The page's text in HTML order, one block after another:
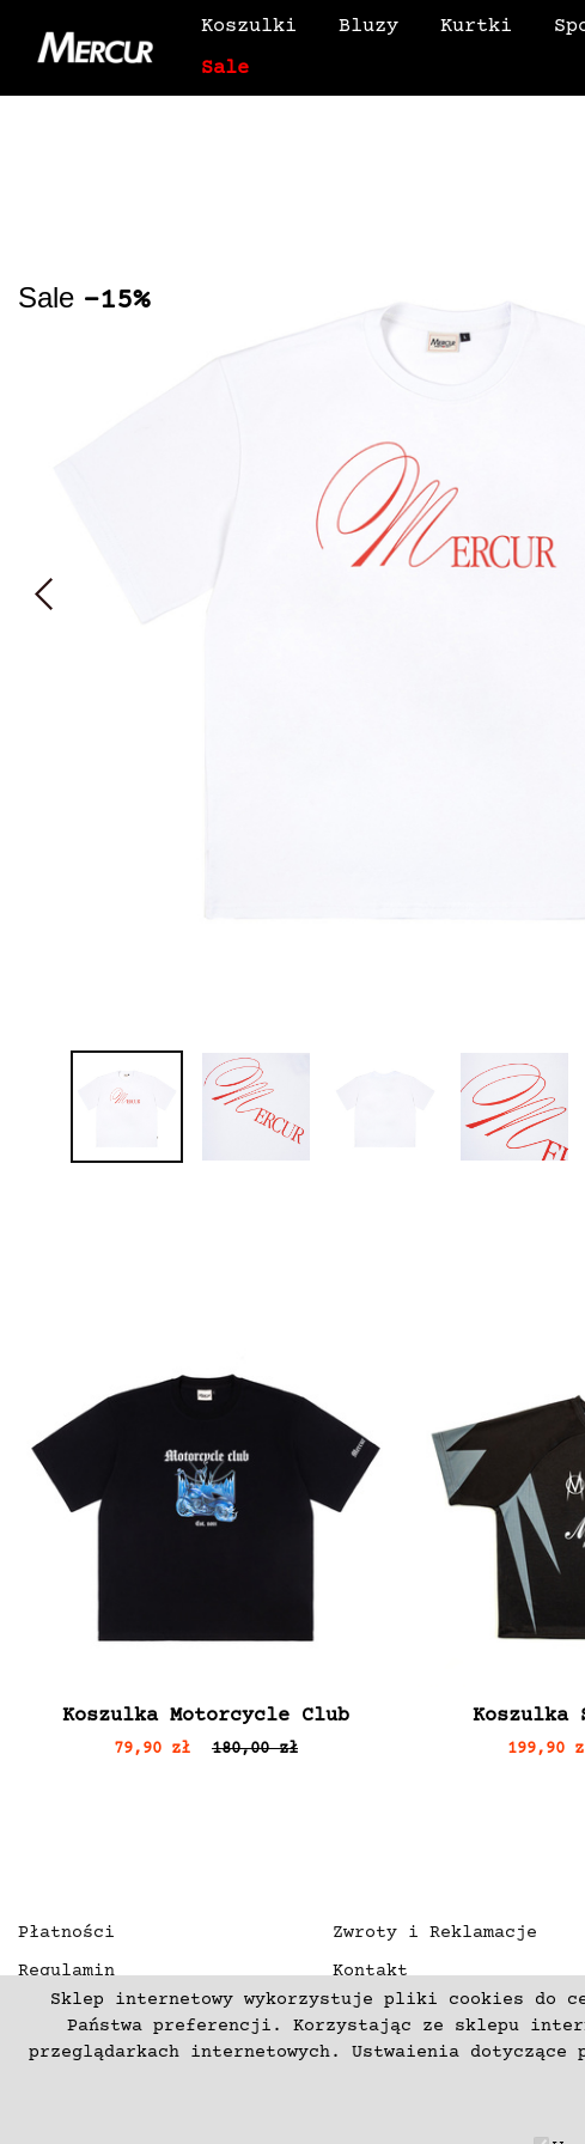
Sklep internetowy wykorzystuje pliki cookies do
Państwa preferencji. Korzystając ze sklepu
przeglądarkach internetowych. Ustwaienia
Koszulki Bluzy Kurtki
Sale
Sale -15%
Koszulka Motorcycle Club
79,90 zł 180,00 zł
Koszulka
199,90
Płatności
Regulamin
Polityka prywatności
Deklaracja dostępności
Zwroty i Reklamacje
Kontakt
O nas
(C) 2003-2026 Copyright mercurproject.com. Wszelkie prawa